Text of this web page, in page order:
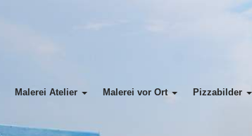
Malerei Atelier Malerei vor Ort Pizzabilder